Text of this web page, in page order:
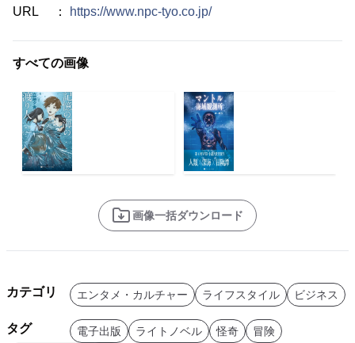
URL ：
https://www.npc-tyo.co.jp/
すべての画像
画像一括ダウンロード
カテゴリ エンタメ・カルチャー ライフスタイル ビジネス
タグ 電子出版 ライトノベル 怪奇
冒険